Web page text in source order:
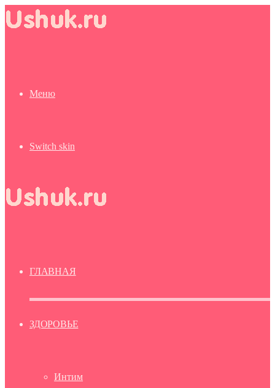
Меню
Switch skin
ГЛАВНАЯ
ЗДОРОВЬЕ
Интим